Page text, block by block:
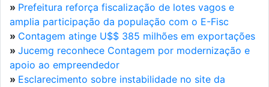
» Prefeitura reforça fiscalização de lotes vagos e
amplia participação da população com o E-Fisc
» Contagem atinge U$$ 385 milhões em exportações
» Jucemg reconhece Contagem por modernização e
apoio ao empreendedor
» Esclarecimento sobre instabilidade no site da